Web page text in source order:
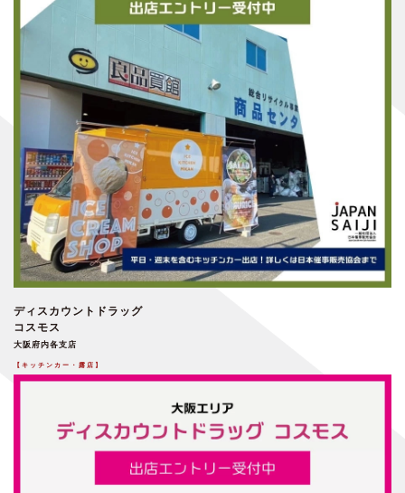
ディスカウントドラッグ
コスモス
大阪府内各支店
【キッチンカー・露店】